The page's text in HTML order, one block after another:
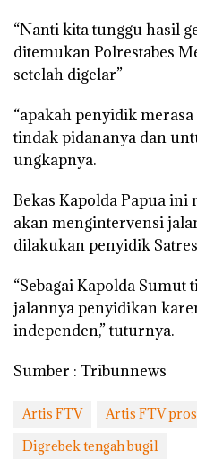
“Nanti kita tunggu hasil
ditemukan Polrestabes
setelah digelar”
“apakah penyidik
tindak pidananya dan
ungkapnya.
Bekas Kapolda Papua
akan mengintervensi
dilakukan penyidik
“Sebagai Kapolda
jalannya penyidikan
independen,” tuturnya.
Sumber : Tribunnews
Artis FTV Artis FTV
Digrebek tengah bugil